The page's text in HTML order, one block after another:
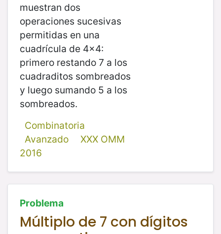
muestran dos
operaciones sucesivas
permitidas en una
cuadrícula de 4x4:
primero restando 7 a los
cuadraditos sombreados
y luego sumando 5 a los
sombreados.
Combinatoria
Avanzado
XXX OMM
2016
Problema
Múltiplo de 7 con dígitos